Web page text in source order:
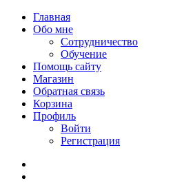
Главная
Обо мне
Сотрудничество
Обучение
Помощь сайту
Магазин
Обратная связь
Корзина
Профиль
Войти
Регистрация